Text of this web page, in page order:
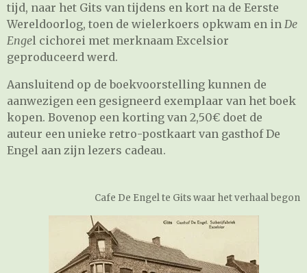
tijd, naar het Gits van tijdens en kort na de Eerste
Wereldoorlog, toen de wielerkoers opkwam en in De
Engel cichorei met merknaam Excelsior
geproduceerd werd.
Aansluitend op de boekvoorstelling kunnen de
aanwezigen een gesigneerd exemplaar van het boek
kopen. Bovenop een korting van 2,50€ doet de
auteur een unieke retro-postkaart van gasthof De
Engel aan zijn lezers cadeau.
Cafe De Engel te Gits waar het verhaal begon